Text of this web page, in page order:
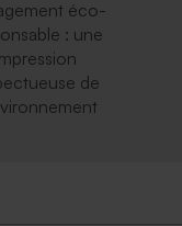
éco-
: une
de